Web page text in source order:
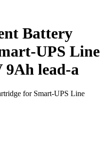
Battery
UPS Line
9Ah lead-a